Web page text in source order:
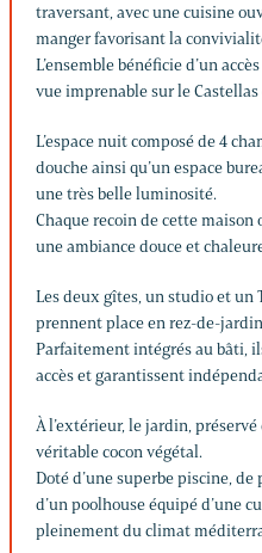
traversant, avec une cuisine
manger favorisant la
L’ensemble bénéficie d’un
vue imprenable sur le
L’espace nuit composé de 4
douche ainsi qu’un espace
une très belle luminosité.
Chaque recoin de cette maison
une ambiance douce et
Les deux gîtes, un studio et un
prennent place en rez-de-
Parfaitement intégrés au bâti,
accès et garantissent
À l’extérieur, le jardin,
véritable cocon végétal.
Doté d’une superbe piscine,
d’un poolhouse équipé d’une
pleinement du climat